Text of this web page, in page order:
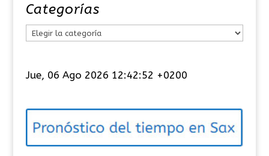
Categorías
e
o
í
Jue, 06 Ago 2026 12:42:52 +0200